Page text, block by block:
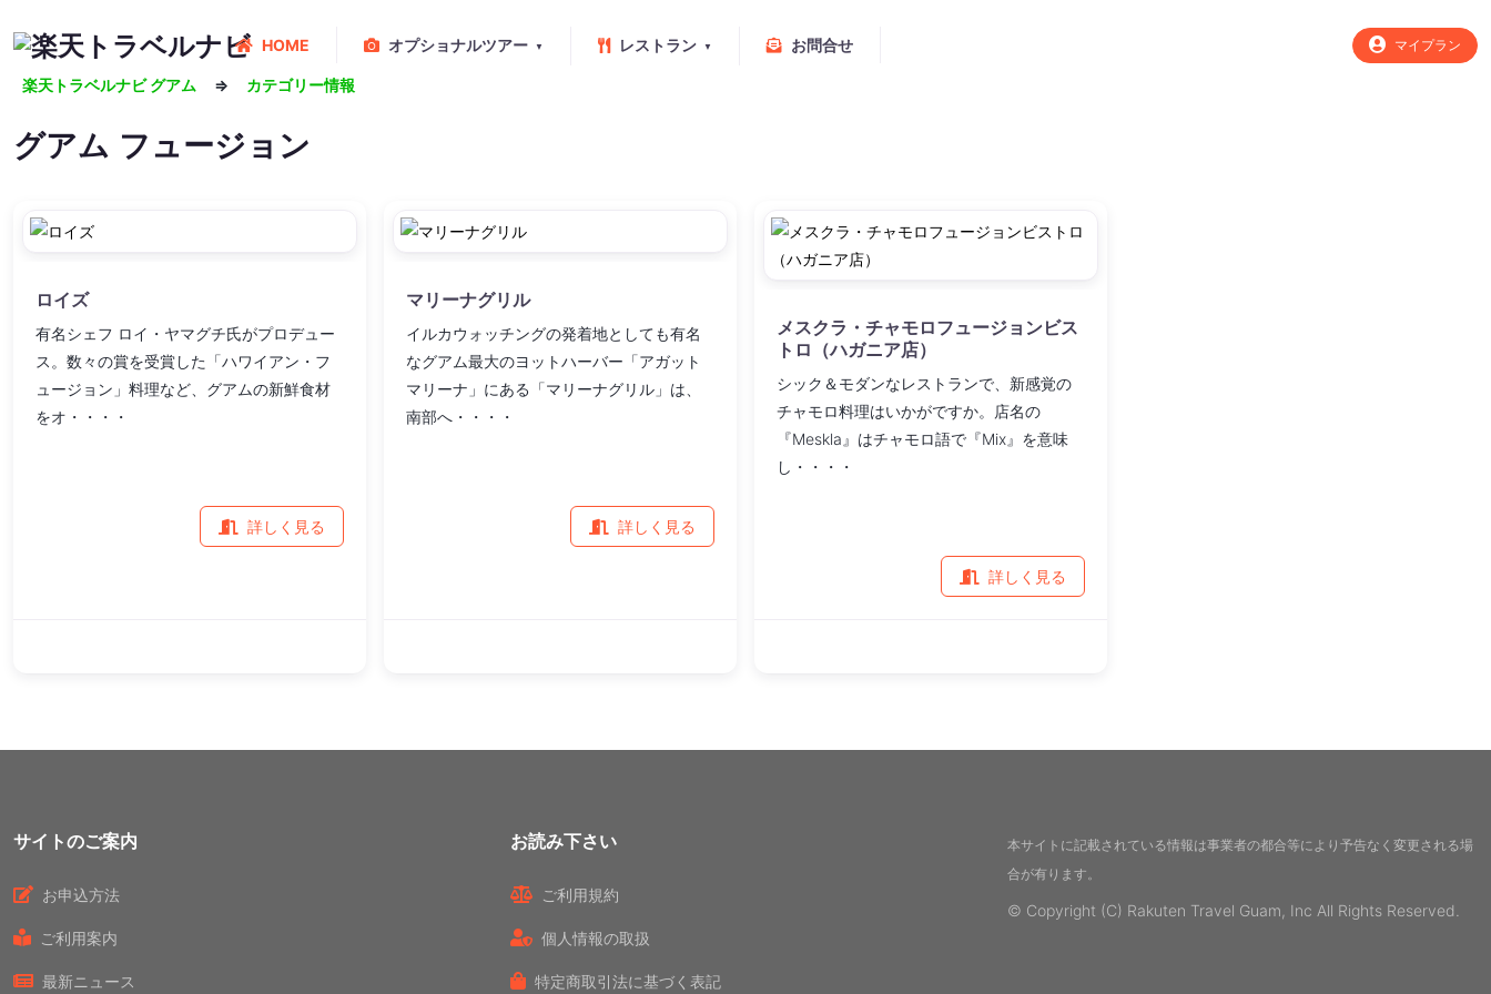
マイプラン
HOME オプショナルツアー レストラン お問合せ
楽天トラベルナビ グアム ⇒ カテゴリー情報
グアム フュージョン
ロイズ
有名シェフ ロイ・ヤマグチ氏がプロデュー
ス。数々の賞を受賞した「ハワイアン・フ
ュージョン」料理など、グアムの新鮮食材
をオ・・・・
詳しく見る
マリーナグリル
イルカウォッチングの発着地としても有名
なグアム最大のヨットハーバー「アガット
マリーナ」にある「マリーナグリル」は、
南部へ・・・・
詳しく見る
メスクラ・チャモロフュージョンビス
トロ（ハガニア店）
シック＆モダンなレストランで、新感覚の
チャモロ料理はいかがですか。店名の
『Meskla』はチャモロ語で『Mix』を意味
し・・・・
詳しく見る
サイトのご案内
お申込方法
ご利用案内
最新ニュース
お読み下さい
ご利用規約
個人情報の取扱
特定商取引法に基づく表記
本サイトに記載されている情報は事業者の都合等により予告なく変更される場
合が有ります。
© Copyright (C) Rakuten Travel Guam, Inc All Rights Reserved.